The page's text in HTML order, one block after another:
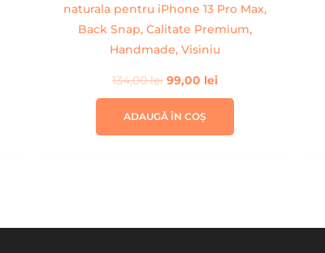
naturala pentru iPhone 13 Pro Max,
Back Snap, Calitate Premium,
Handmade, Visiniu
134,00lei 99,00 lei
ADAUGĂ ÎN COȘ